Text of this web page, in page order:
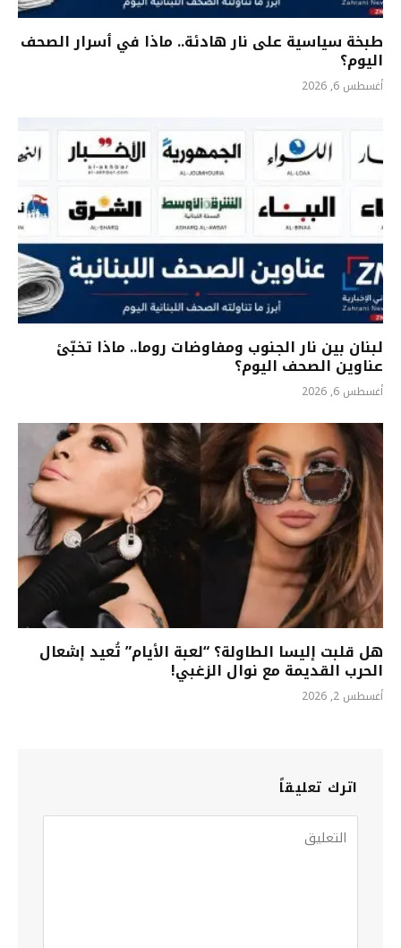
طبخة سياسية على نار هادئة.. ماذا في ٲسرار الصحف
اليوم؟
أغسطس 6, 2026
لبنان بين نار الجنوب ومفاوضات روما.. ماذا تخبّئ
عناوين الصحف اليوم؟
أغسطس 6, 2026
هل قلبت إليسا الطاولة؟ “لعبة الأيام” تُعيد إشعال
الحرب القديمة مع نوال الزغبي!
أغسطس 2, 2026
اترك تعليقاً